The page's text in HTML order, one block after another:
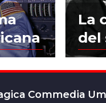
La
del
Commedia